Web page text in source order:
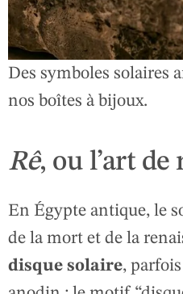
Des symboles solaires
nos boîtes à bijoux.
Rê, ou l’art
En Égypte antique, le
de la mort et de la
disque solaire,